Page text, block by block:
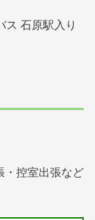
ス 石原駅入り
・控室出張など